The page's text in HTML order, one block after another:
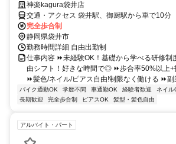
神楽kagura袋井店
交通・アクセス 袋井駅、御厨駅から車で10分
完全歩合制
静岡県袋井市
勤務時間詳細 自由出勤制
仕事内容 ⏩未経験OK！基礎から学べる研修制
由シフト！好きな時間で◎ ⏩歩合率50%以上+
⏩髪色/ネイル/ピアス自由!制限なく働ける ⏩
バイク通勤OK 学歴不問 車通勤OK 経験者歓迎 ネイル
長期歓迎
完全歩合制 ピアスOK 髪型・髪色自由
アルバイト・パート